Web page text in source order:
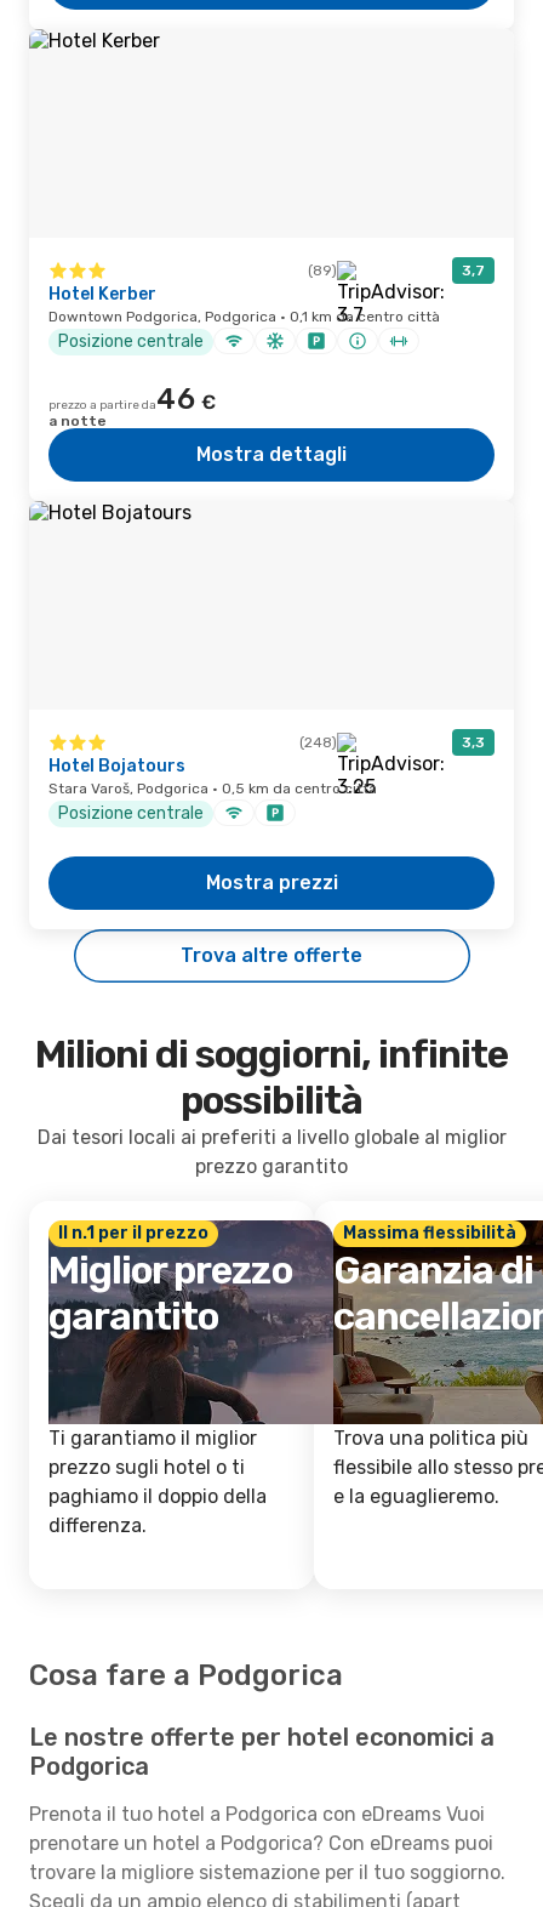
(89) 3,7
Hotel Kerber
Downtown Podgorica, Podgorica · 0,1 km da centro città
Posizione centrale
prezzo a partire da46 €
a notte
Mostra dettagli
(248) 3,3
Hotel Bojatours
Stara Varoš, Podgorica · 0,5 km da centro città
Posizione centrale
Mostra prezzi
Trova altre offerte
Milioni di soggiorni, infinite
possibilità
Dai tesori locali ai preferiti a livello globale al miglior
prezzo garantito
Il n.1 per il prezzo
Miglior prezzo
garantito
Ti garantiamo il miglior
prezzo sugli hotel o ti
paghiamo il doppio della
differenza.
Massima flessibilità
Garanzia di
Trova una politica più
flessibile allo stesso
e la eguaglieremo.
Cosa fare a Podgorica
Le nostre offerte per hotel economici a
Podgorica
Prenota il tuo hotel a Podgorica con eDreams Vuoi
prenotare un hotel a Podgorica? Con eDreams puoi
trovare la migliore sistemazione per il tuo soggiorno.
Scegli da un ampio elenco di stabilimenti (apart